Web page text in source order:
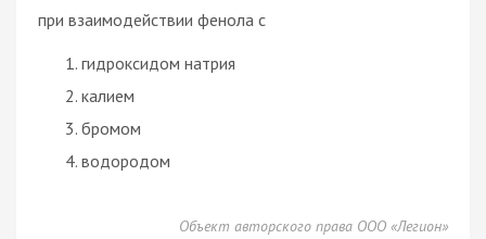
при взаимодействии фенола с
гидроксидом натрия
калием
бромом
водородом
Объект авторского права ООО «Легион»